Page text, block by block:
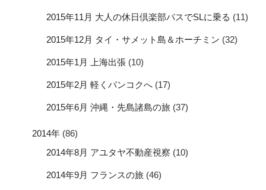
2015年11月 大人の休日倶楽部パスでSLに乗る (11)
2015年12月 タイ・サメット島＆ホーチミン (32)
2015年1月 上海出張 (10)
2015年2月 軽くバンコクへ (17)
2015年6月 沖縄・先島諸島の旅 (37)
2014年 (86)
2014年8月 アユタヤ不動産視察 (10)
2014年9月 フランスの旅 (46)